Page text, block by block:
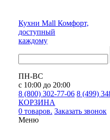
Кухни Mall Комфорт,
доступный
каждому
ПН-ВС
с 10:00 до 20:00
8 (800) 302-77-06 8 (499)
КОРЗИНА
0 товаров. Заказать звонок
Меню